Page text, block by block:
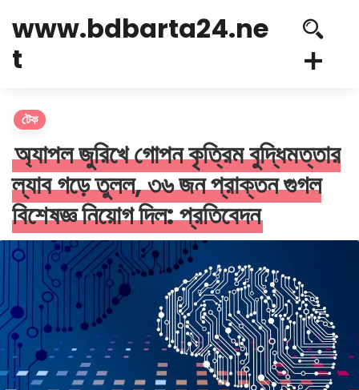
www.bdbarta24.ne
t
টেক
অ্যাপল জুরিখে গোপন কৃত্রিম বুদ্ধিমত্তার
ল্যাব গড়ে তুলল, ৩৬ জন প্রাক্তন গুগল
বিশেষজ্ঞ নিয়োগ দিল: প্রতিবেদন